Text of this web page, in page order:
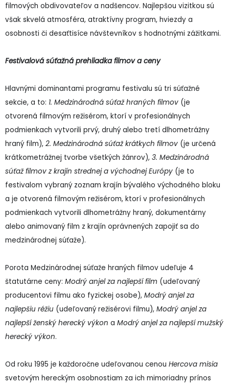
filmových obdivovateľov a nadšencov. Najlepšou vizitkou sú
však skvelá atmosféra, atraktívny program, hviezdy a
osobnosti či desaťtisíce návštevníkov s hodnotnými zážitkami.
Festivalová súťažná prehliadka filmov a ceny
Hlavnými dominantami programu festivalu sú tri súťažné
sekcie, a to: 1. Medzinárodná súťaž hraných filmov (je
otvorená filmovým režisérom, ktorí v profesionálnych
podmienkach vytvorili prvý, druhý alebo tretí dlhometrážny
hraný film), 2. Medzinárodná súťaž krátkych filmov (je určená
krátkometrážnej tvorbe všetkých žánrov), 3. Medzinárodná
súťaž filmov z krajín strednej a východnej Európy (je to
festivalom vybraný zoznam krajín bývalého východného bloku
a je otvorená filmovým režisérom, ktorí v profesionálnych
podmienkach vytvorili dlhometrážny hraný, dokumentárny
alebo animovaný film z krajín oprávnených zapojiť sa do
medzinárodnej súťaže).
Porota Medzinárodnej súťaže hraných filmov udeľuje 4
štatutárne ceny: Modrý anjel za najlepší film (udeľovaný
producentovi filmu ako fyzickej osobe), Modrý anjel za
najlepšiu réžiu (udeľovaný režisérovi filmu), Modrý anjel za
najlepší ženský herecký výkon a Modrý anjel za najlepší mužský
herecký výkon.
Od roku 1995 je každoročne udeľovanou cenou Hercova misia
svetovým hereckým osobnostiam za ich mimoriadny prínos